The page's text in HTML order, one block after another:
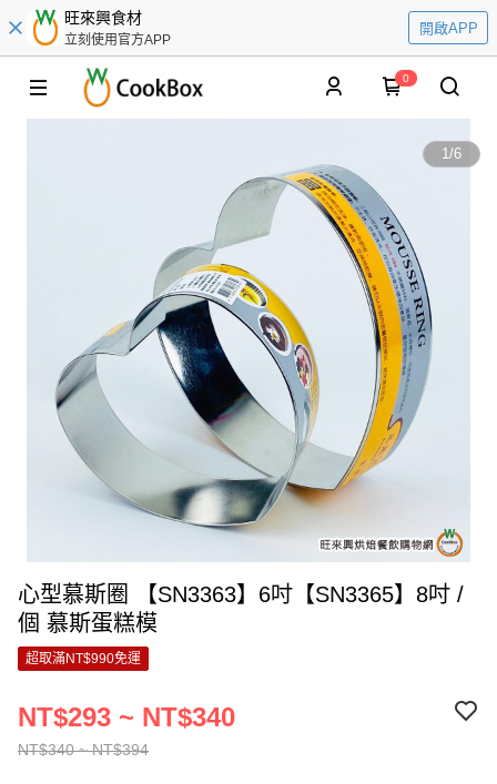
旺來興食材
立刻使用官方APP
開啟APP
0
1/6
心型慕斯圈 【SN3363】6吋【SN3365】8吋 /
個 慕斯蛋糕模
超取滿NT$990免運
NT$340 ~ NT$394
NT$293 ~ NT$340